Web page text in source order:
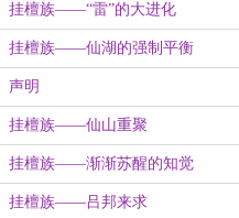
挂檀族——“雷”的大进化
挂檀族——仙湖的强制平衡
声明
挂檀族——仙山重聚
挂檀族——渐渐苏醒的知觉
挂檀族——吕邦来求